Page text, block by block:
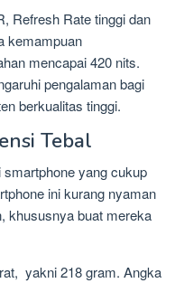
Refresh Rate tinggi dan
kemampuan
mencapai 420 nits.
pengalaman bagi
berkualitas tinggi.
Tebal
yang cukup
ini kurang nyaman
khususnya buat mereka
yakni 218 gram. Angka